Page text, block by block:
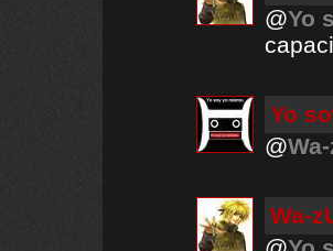
@Yo
Yo
@
Wa-